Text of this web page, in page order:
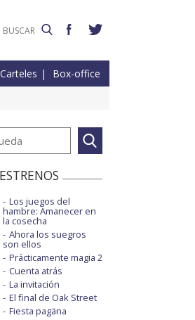
Carteles Box-office
Los juegos del
hambre: Amanecer en
la cosecha
Ahora los suegros
son ellos
Prácticamente magia 2
Cuenta atrás
La invitación
El final de Oak Street
Fiesta pagäna